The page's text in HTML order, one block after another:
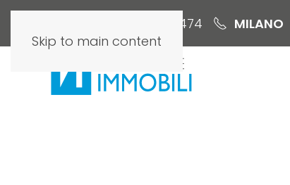
Skip to main content
06 6579 3474 MILANO